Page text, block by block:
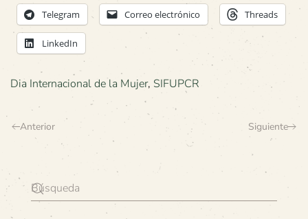
Telegram Correo electrónico Threads
LinkedIn
Dia Internacional de la Mujer, SIFUPCR
Anterior Siguiente